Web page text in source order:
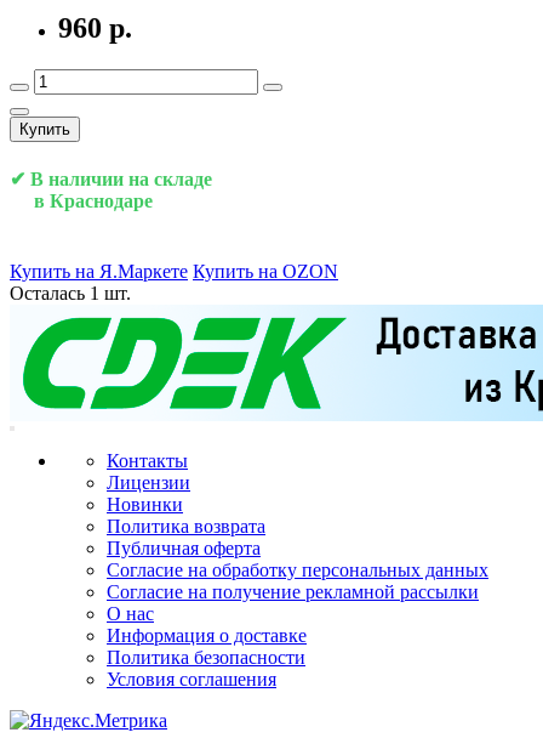
960 р.
Купить
✔ В наличии на складе
в Краснодаре
Купить на Я.Маркете Купить на OZON
Осталась 1 шт.
Контакты
Лицензии
Новинки
Политика возврата
Публичная оферта
Согласие на обработку персональных данных
Согласие на получение рекламной рассылки
О нас
Информация о доставке
Политика безопасности
Условия соглашения